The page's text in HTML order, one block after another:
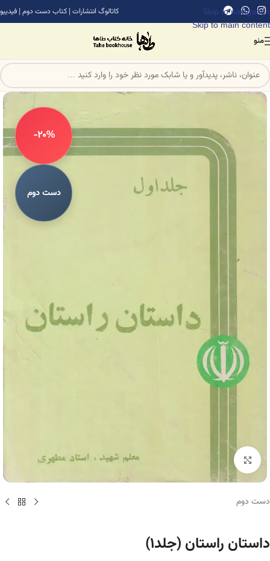
Skip to navigation
Skip to main content
کاتالوگ انتشارات | کتاب دست دوم | فیدیبو
منو
-20%
دست دوم
برای بزرگنمایی کلیک کنید
دست دوم
داستان راستان (جلد۱)